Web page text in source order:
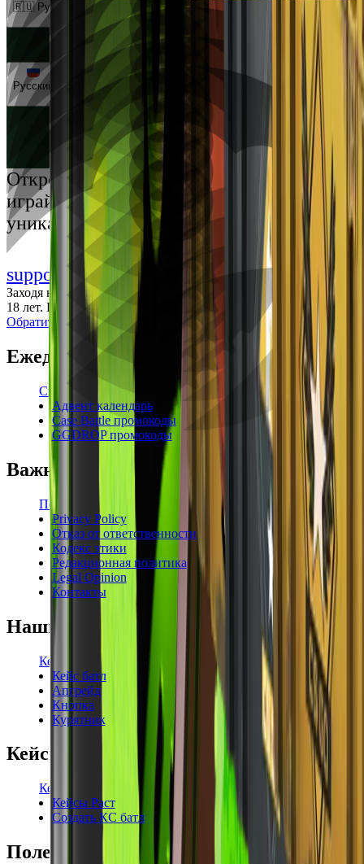
🇷🇺 Рубли (RUB)
🇺🇸 Доллары (USD) 🇪🇺 Евро (EUR)
🇷🇺 Рубли (RUB)
🇺🇦 Гривны (UAH)
Русский
Русский
Открой мир премиальных развлечений:
играй честно и наслаждайся
уникальными впечатлениями
support@cs-wiki.org
Заходя на этот сайт, вы подтверждаете, что вам исполнилось
18 лет. Проблемы с азартными играми?
Обратится за помощью
Ежедневные бонусы
Свежие промокоды
Адвент календарь
Case Battle промокоды
GGDROP промокоды
Важная информация
Пользовательское соглашение
Privacy Policy
Отказ от ответственности
Кодекс этики
Редакционная политика
Legal Opinion
Контакты
Наши режимы
Кейсы
Кейс батл
Апгрейд
Кнопка
Курятник
Кейсы
Кейсы КС2
Кейсы Раст
Создать КС батл
Полезное